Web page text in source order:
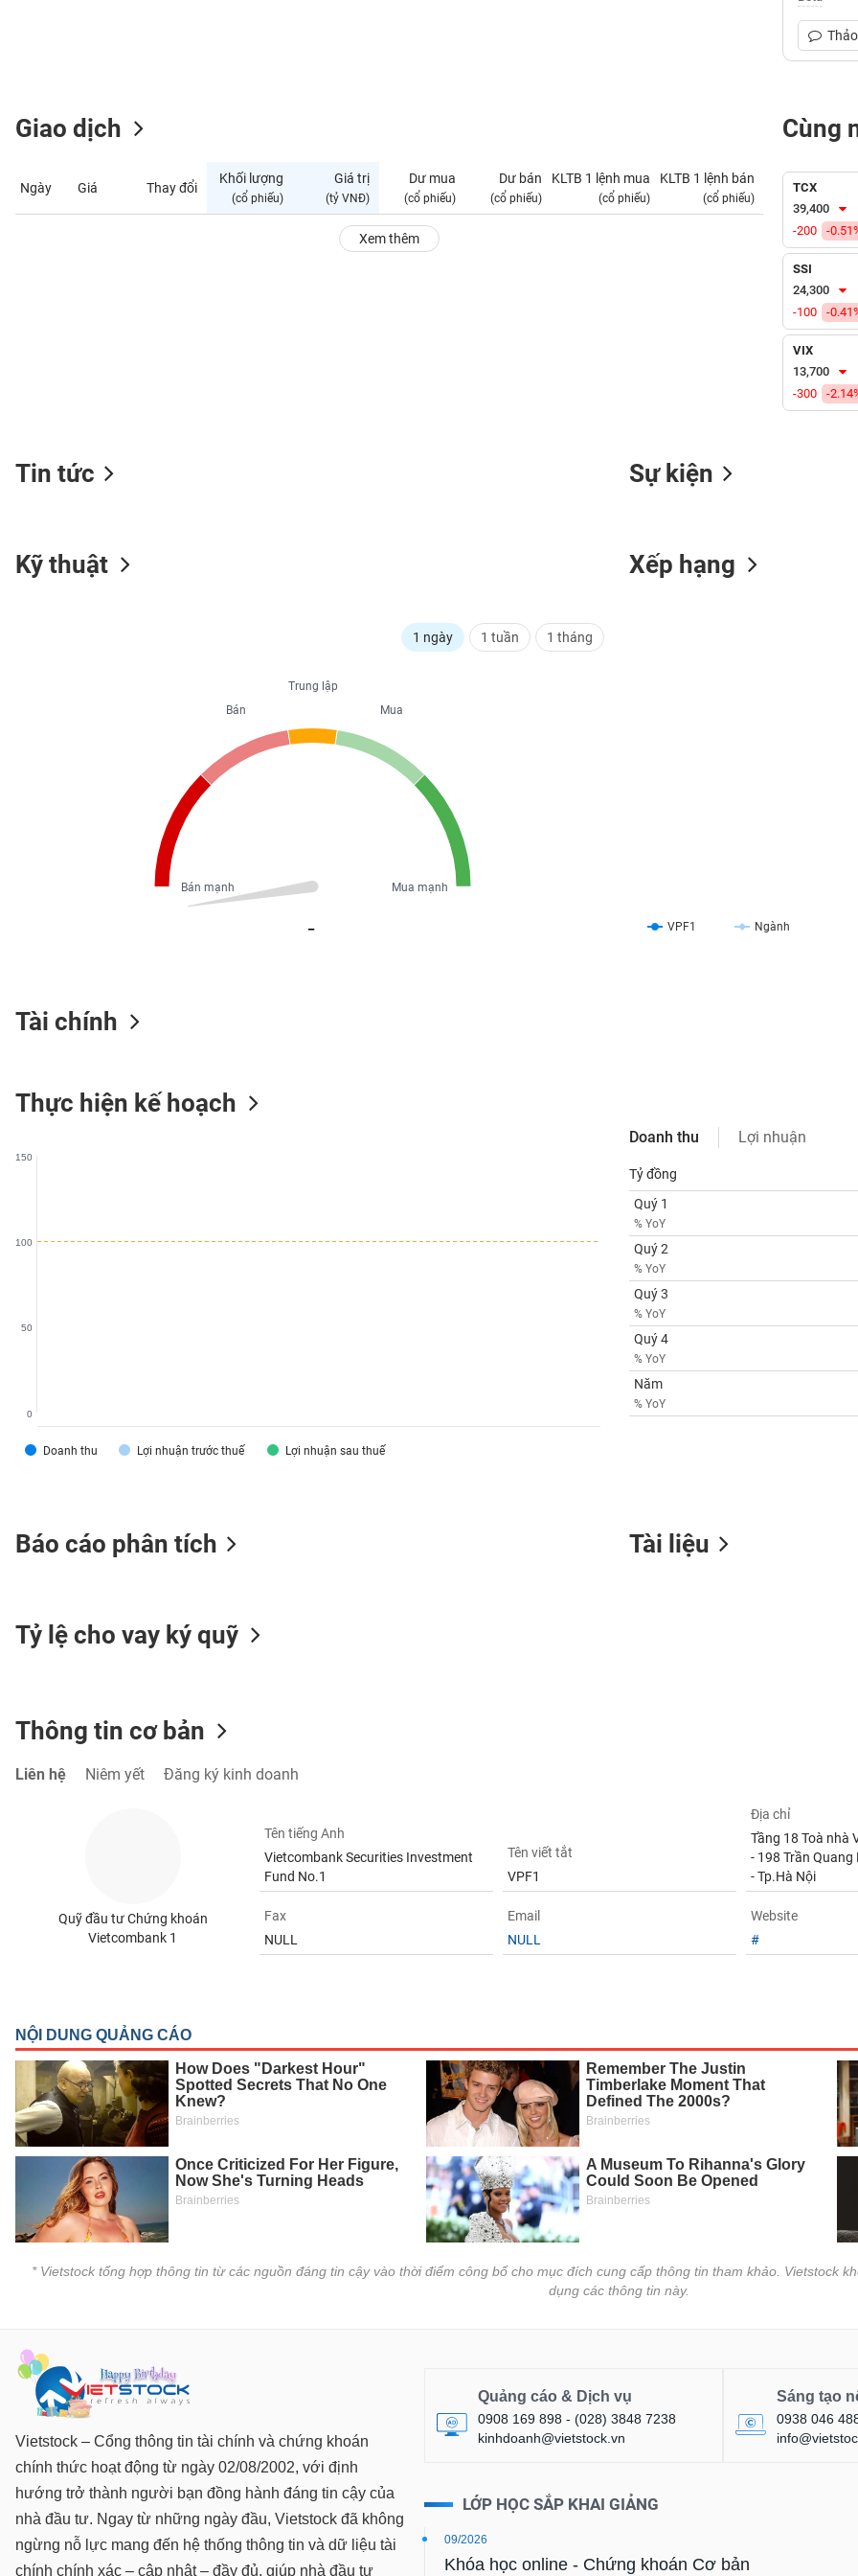
Giao dịch
Ngày Giá Thay đổi
Khối lượng
(cổ phiếu)
Giá trị
(tỷ VNĐ)
Dư mua
(cổ phiếu)
Dư bán
(cổ phiếu)
KLTB 1 lệnh mua
(cổ phiếu)
KLTB 1 lệnh bán
(cổ phiếu)
Xem thêm
Cùng
TCX
39,400
-200
-
SSI
24,300
-100
-
VIX
13,700
-300
-
Tin tức Sự kiện
Kỹ thuật
1 ngày 1 tuần 1 tháng
Trung lập
Mua
Mua mạnh
Bán
Bán mạnh
Xếp hạng
VPF1 Ngành
Tài chính
Thực hiện kế hoạch
Doanh thu Lợi nhuận trước thuế Lợi nhuận sau thuế
0
50
100
150
Doanh thu Lợi nhuận
Tỷ đồng
Quý 1
% YoY
Quý 2
% YoY
Quý 3
% YoY
Quý 4
% YoY
Năm
% YoY
Báo cáo phân tích Tài liệu
Tỷ lệ cho vay ký quỹ
Thông tin cơ bản
Liên hệ Niêm yết Đăng ký kinh doanh
Quỹ đầu tư Chứng khoán
Vietcombank 1
Tên tiếng Anh
Vietcombank Securities Investment
Fund No.1
Tên viết tắt
VPF1
Địa chỉ
Tầng 18 Toà nhà
- 198 Trần Quang
- Tp.Hà Nội
Fax
NULL
Email
NULL
Website
#
* Vietstock tổng hợp thông tin từ các nguồn đáng tin cậy vào thời điểm công bố cho mục đích cung cấp thông tin tham khảo. Vietstock
dụng các thông tin này.
Vietstock – Cổng thông tin tài chính và chứng khoán
chính thức hoạt động từ ngày 02/08/2002, với định
hướng trở thành người bạn đồng hành đáng tin cậy của
nhà đầu tư. Ngay từ những ngày đầu, Vietstock đã không
ngừng nỗ lực mang đến hệ thống thông tin và dữ liệu tài
chính chính xác – cập nhật – đầy đủ, giúp nhà đầu tư
Quảng cáo & Dịch vụ
0908 169 898 - (028) 3848 7238
kinhdoanh@vietstock.vn
Sáng tạo
0938 046
LỚP HỌC SẮP KHAI GIẢNG
09/2026
Khóa học online - Chứng khoán Cơ bản
CÁ
NHÂN
TƯ
DỮ
LIỆU
Ngành
SECTOR
LƯỢNG
NGUYÊN
THIẾT
YẾU
SÓC
KHỎE
CÔNG
NGHỆ
TIN
DỊCH